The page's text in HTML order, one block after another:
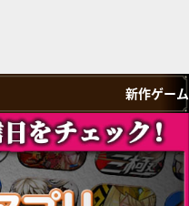
新作ゲーム